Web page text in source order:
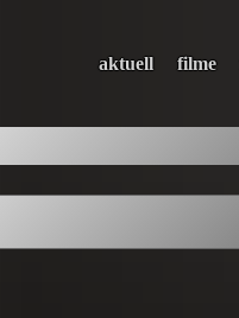
aktuell filme